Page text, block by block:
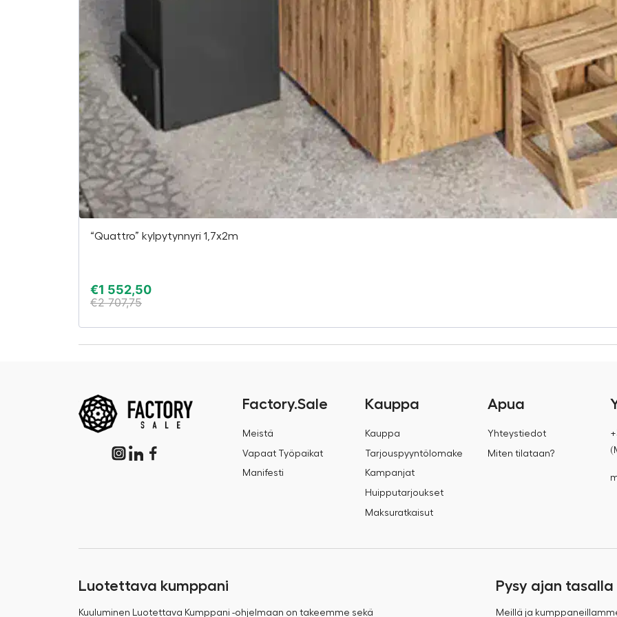
“Quattro” kylpytynnyri 1,7x2m
€1 552,50
€2 707,75
Factory.Sale
Meistä
Vapaat Työpaikat
Manifesti
Kauppa
Kauppa
Tarjouspyyntölomake
Kampanjat
Huipputarjoukset
Maksuratkaisut
Apua
Yhteystiedot
Miten tilataan?
Luotettava kumppani
Kuuluminen Luotettava Kumppani -ohjelmaan on takeemme sekä
Pysy ajan tasalla
Meillä ja